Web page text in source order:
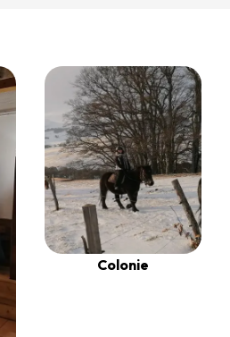
Colonie